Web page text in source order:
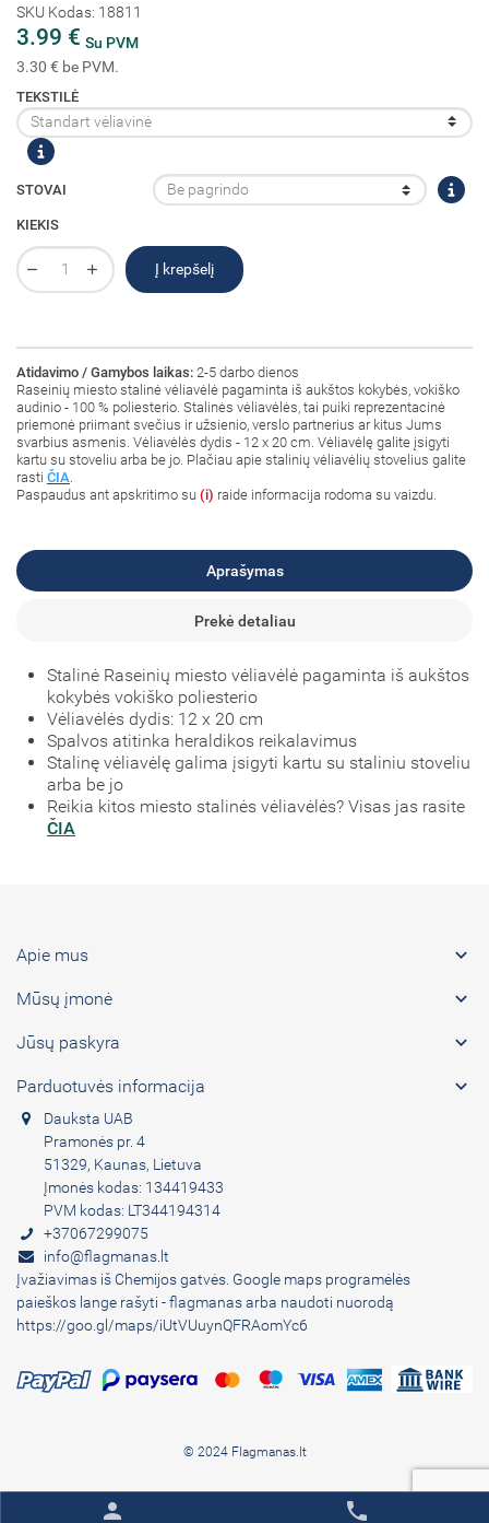
person phone
SKU Kodas: 18811
3.99 € Su PVM
3.30 € be PVM.
TEKSTILĖ
STOVAI
KIEKIS
Į krepšelį
Atidavimo / Gamybos laikas: 2-5 darbo dienos
Raseinių miesto stalinė vėliavėlė pagaminta iš aukštos kokybės, vokiško
audinio - 100 % poliesterio . Stalinės vėliavėlės, tai puiki reprezentacinė
priemonė priimant svečius ir užsienio, verslo partnerius ar kitus Jums
svarbius asmenis. Vėliavėlės dydis - 12 x 20 cm. Vėliavėlę galite įsigyti
kartu su stoveliu arba be jo. Plačiau apie stalinių vėliavėlių stovelius galite
rasti ČIA
Paspaudus ant apskritimo su (i) raide informacija rodoma su vaizdu.
Aprašymas
Prekė detaliau
Stalinė Raseinių miesto vėliavėlė pagaminta iš aukštos
kokybės vokiško poliesterio
Vėliavėlės dydis: 12 x 20 cm
Spalvos atitinka heraldikos reikalavimus
Stalinę vėliavėlę galima įsigyti kartu su staliniu stoveliu
arba be jo
Reikia kitos miesto stalinės vėliavėlės? Visas jas rasite
ČIA
Apie mus 
Mūsų įmonė 
Jūsų paskyra 
Parduotuvės informacija 
Dauksta UAB
Pramonės pr. 4
51329, Kaunas, Lietuva
Įmonės kodas: 134419433
PVM kodas: LT344194314
+37067299075
info@flagmanas.lt
Įvažiavimas iš Chemijos gatvės. Google maps programėlės
paieškos lange rašyti - flagmanas arba naudoti nuorodą
https://goo.gl/maps/iUtVUuynQFRAomYc6
© 2024 Flagmanas.lt